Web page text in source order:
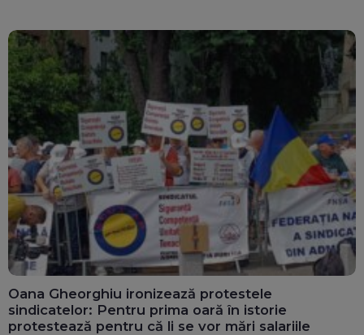
Oana Gheorghiu ironizează protestele
sindicatelor: Pentru prima oară în istorie
protestează pentru că li se vor mări salariile